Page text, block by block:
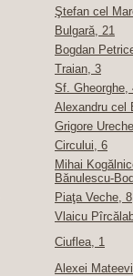
Ştefan cel
Bulgară, 21
Bogdan
Traian, 3
Sf. Gheorghe,
Alexandru cel
Grigore
Circului, 6
Mihai
Bănulescu-
Piaţa Veche, 8
Vlaicu
Ciuflea, 1
Alexei